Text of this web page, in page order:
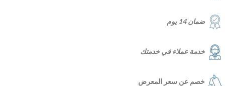
ضمان 14 يوم
خدمة عملاء في خدمتك
خصم عن سعر المعرض